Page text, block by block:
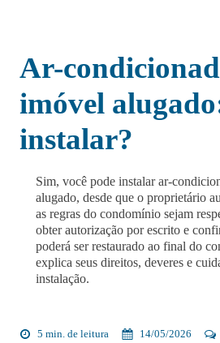
Ar-
imóvel
instalar?
Sim, você pode instalar ar-
alugado, desde que o proprietário
as regras do condomínio sejam
obter autorização por escrito e
poderá ser restaurado ao final do
explica seus direitos, deveres e
instalação.
5 min. de leitura 14/05/2026